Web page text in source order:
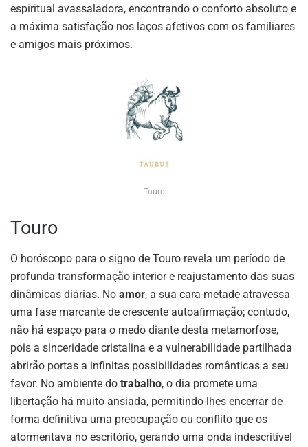
espiritual avassaladora, encontrando o conforto absoluto e
a máxima satisfação nos laços afetivos com os familiares
e amigos mais próximos.
Touro
Touro
O horóscopo para o signo de Touro revela um período de
profunda transformação interior e reajustamento das suas
dinâmicas diárias. No amor, a sua cara-metade atravessa
uma fase marcante de crescente autoafirmação; contudo,
não há espaço para o medo diante desta metamorfose,
pois a sinceridade cristalina e a vulnerabilidade partilhada
abrirão portas a infinitas possibilidades românticas a seu
favor. No ambiente do trabalho, o dia promete uma
libertação há muito ansiada, permitindo-lhes encerrar de
forma definitiva uma preocupação ou conflito que os
atormentava no escritório, gerando uma onda indescritível